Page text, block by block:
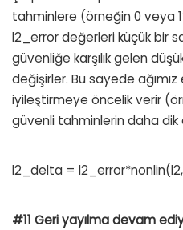
tahminlere (örneğin 0 veya
l2_error değerleri küçük bir
güvenliğe karşılık gelen
değişirler. Bu sayede
iyileştirmeye öncelik verir
güvenli tahminlerin daha dik
l2_delta =
#11 Geri yayılma devam